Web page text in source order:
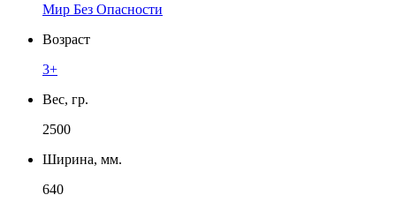
Мир Без Опасности
Возраст
3+
Вес, гр.
2500
Ширина, мм.
640